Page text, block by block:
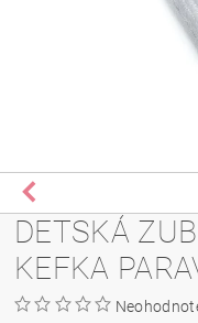
DETSKÁ
KEFKA